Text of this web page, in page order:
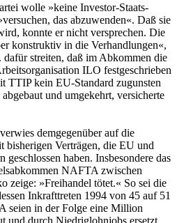
wolle »keine Investor-Staats-
das abzuwenden«. Daß sie
konnte er nicht versprechen. Die
konstruktiv in die Verhandlungen«,
streiten, daß im Abkommen die
ILO festgeschrieben
TTIP kein EU-Standard zugunsten
und umgekehrt, versicherte
demgegenüber auf die
bisherigen Verträgen, die EU und
haben. Insbesondere das
NAFTA zwischen
zeige: »Freihandel tötet.« So sei die
Inkrafttreten 1994 von 45 auf 51
seien in der Folge eine Million
und durch Niedriglohnjobs ersetzt